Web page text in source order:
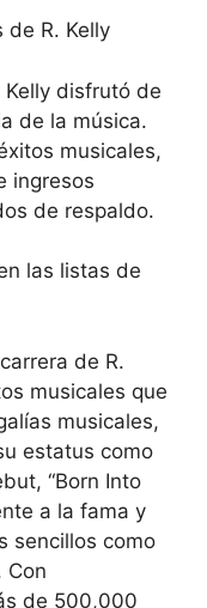
de R. Kelly
Kelly disfrutó de
de la música.
musicales,
ingresos
de respaldo.
las listas de
de R.
musicales que
musicales,
estatus como
“Born Into
a la fama y
sencillos como
Con
de 500,000